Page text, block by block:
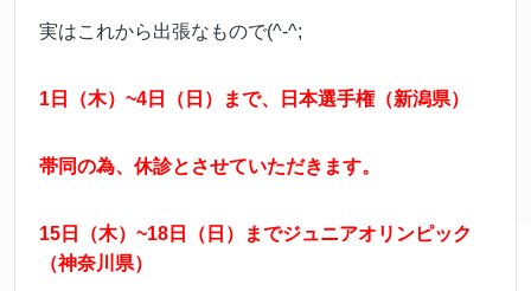
実はこれから出張なもので(^-^;
1日（木）~4日（日）まで、日本選手権（新潟県）
帯同の為、休診とさせていただきます。
15日（木）~18日（日）までジュニアオリンピック
（神奈川県）